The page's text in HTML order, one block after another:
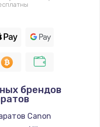
модуля
брендов
Canon